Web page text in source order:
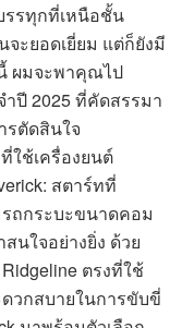
รรทุกที่เหนือชั้น
ะยอดเยี่ยม แต่ก็ยังมี
ผมจะพาคุณไป
ปี 2025 ที่คัดสรรมา
ตัดสินใจ
ใช้เครื่องยนต์
สตาร์ทที่
ถกระบะขนาดคอม
นใจอย่างยิ่ง ด้วย
ตรงที่ใช้
วกสบายในการขับขี่